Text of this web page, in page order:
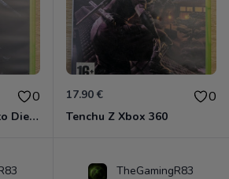
0
Dark Souls Prepare to Die Edition XBOX 360
17.90 € 0
Tenchu Z Xbox 360
TheGamingR83